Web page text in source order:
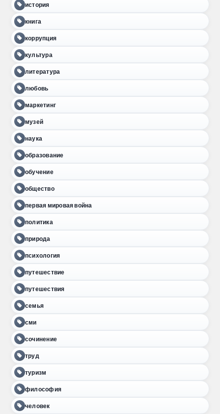
история
книга
коррупция
культура
литература
любовь
маркетинг
музей
наука
образование
обучение
общество
первая мировая война
политика
природа
психология
путешествие
путешествия
семья
сми
сочинение
труд
туризм
философия
человек